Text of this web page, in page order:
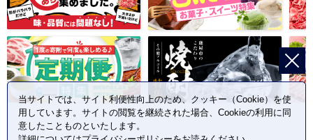
当サイトでは、サイト利便性向上のため、クッキー（Cookie）を使
用しています。サイトの閲覧を継続された場合、Cookieの利用に同
意したことものといたします。